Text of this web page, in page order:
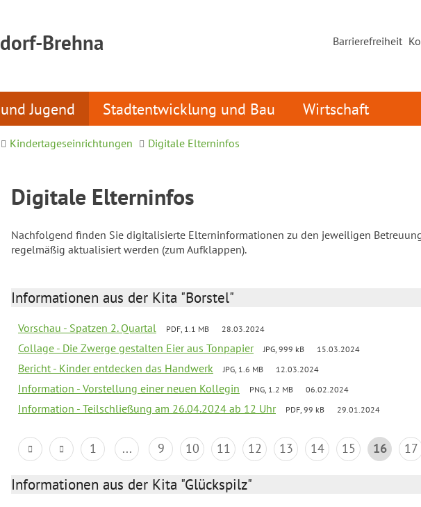
Brehna Barrierefreiheit
Jugend Stadtentwicklung und Bau Wirtschaft
Kindertageseinrichtungen Digitale Elterninfos
Digitale Elterninfos
Nachfolgend finden Sie digitalisierte Elterninformationen zu den jeweiligen
regelmäßig aktualisiert werden (zum Aufklappen).
Informationen aus der Kita "Borstel"
Vorschau - Spatzen 2. Quartal PDF, 1.1 MB 28.03.2024
Collage - Die Zwerge gestalten Eier aus Tonpapier JPG, 999 kB 15.03.2024
Bericht - Kinder entdecken das Handwerk JPG, 1.6 MB 12.03.2024
Information - Vorstellung einer neuen Kollegin PNG, 1.2 MB 06.02.2024
Information - Teilschließung am 26.04.2024 ab 12 Uhr PDF, 99 kB 29.01.2024
1 ... 9 10 11 12 13 14 15 16 17
Informationen aus der Kita "Glückspilz"